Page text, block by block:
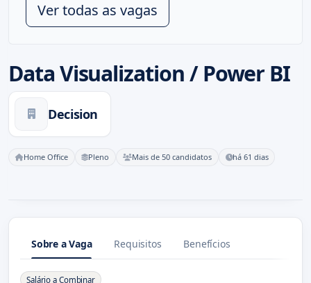
Data Visualization / Power BI
Decision
Home Office Pleno Mais de 50 candidatos há 61 dias
Ver todas as vagas
Sobre a Vaga Requisitos Benefícios
Salário a Combinar